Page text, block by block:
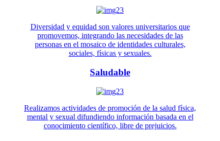
Diversidad y equidad son valores universitarios que
promovemos, integrando las necesidades de las
personas en el mosaico de identidades culturales,
sociales, físicas y sexuales.
Saludable
Realizamos actividades de promoción de la salud física,
mental y sexual difundiendo información basada en el
conocimiento científico, libre de prejuicios.